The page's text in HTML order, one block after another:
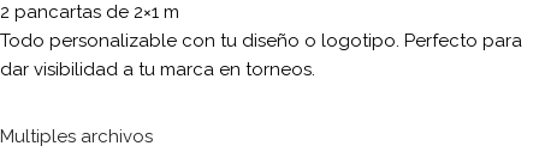
2 pancartas de 2×1 m
Todo personalizable con tu diseño o logotipo. Perfecto para
dar visibilidad a tu marca en torneos.
Multiples archivos